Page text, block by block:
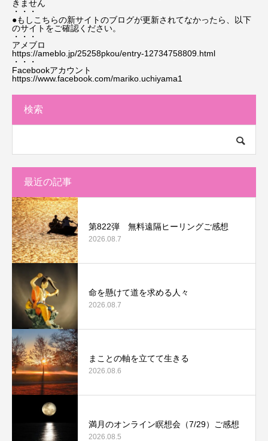
きません
・・・
●もしこちらの新サイトのブログが更新されてなかったら、以下
のサイトをご確認ください。
・・・
アメブロ
https://ameblo.jp/25258pkou/entry-12734758809.html
・・・
Facebookアカウント
https://www.facebook.com/mariko.uchiyama1
検索
最近の記事
第822弾 無料遠隔ヒーリングご感想
2026.08.7
命を懸けて道を求める人々
2026.08.7
まことの軸を立てて生きる
2026.08.6
満月のオンライン瞑想会（7/29）ご感想
2026.08.5